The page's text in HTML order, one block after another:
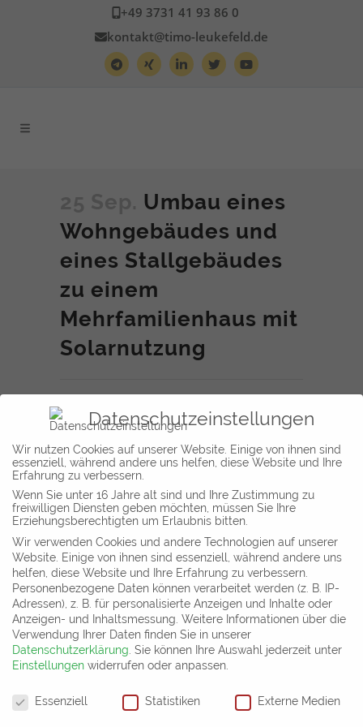
+49 3731 41 93 86 0
kontakt@timo-leukefeld.de
Umbau eines
Wohngebäudes und
eines Stallgebäudes
zu einem
Mehrfamilienhaus mit
Solarnutzung
INFORMATION
Franz-Mehring-Platz 12 D,
09599 Freiberg
kontakt@timo-leukefeld.de
+49 3731 41 93 86 0
Impressum
AVB
Datenschutzeinstellungen
Wir nutzen Cookies auf unserer Website. Einige von ihnen sind
essenziell, während andere uns helfen, diese Website und Ihre
Erfahrung zu verbessern.
Wenn Sie unter 16 Jahre alt sind und Ihre Zustimmung zu
freiwilligen Diensten geben möchten, müssen Sie Ihre
Erziehungsberechtigten um Erlaubnis bitten.
Wir verwenden Cookies und andere Technologien auf unserer
Website. Einige von ihnen sind essenziell, während andere uns
helfen, diese Website und Ihre Erfahrung zu verbessern.
Personenbezogene Daten können verarbeitet werden (z. B. IP-
Adressen), z. B. für personalisierte Anzeigen und Inhalte oder
Anzeigen- und Inhaltsmessung. Weitere Informationen über die
Verwendung Ihrer Daten finden Sie in unserer
Datenschutzerklärung Sie können Ihre Auswahl jederzeit unter
Einstellungen widerrufen oder anpassen.
Essenziell
Statistiken Externe Medien